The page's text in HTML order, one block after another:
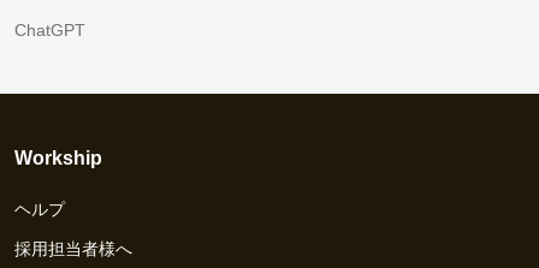
ChatGPT
Workship
ヘルプ
採用担当者様へ